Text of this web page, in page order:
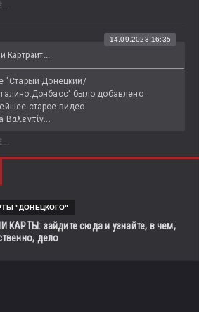
Картрайт...
14.09.2023 16:35
"Старый Донецкий/
было добавлено
старое видео
Βαλεντίν...
"ДОНЕЦКОГО"
КАРТЫ: зайдите сюда и узнайте, в чем,
дело